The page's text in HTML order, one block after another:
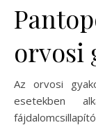
orvosi
Az orvosi
esetekben